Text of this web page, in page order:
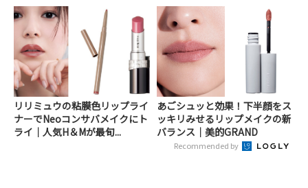
リリミュウの粘膜色リップライ
ナーでNeoコンサバメイクにト
ライ｜人気H＆Mが最旬...
あごシュッと効果！下半顔をス
ッキリみせるリップメイクの新
バランス｜美的GRAND
Recommended by